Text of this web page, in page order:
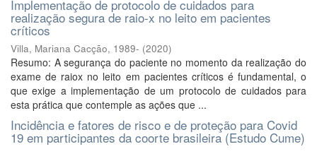
Implementação de protocolo de cuidados para
realização segura de raio-x no leito em pacientes
críticos
Villa, Mariana Cacção, 1989- (2020)
Resumo: A segurança do paciente no momento da realização do
exame de raiox no leito em pacientes críticos é fundamental, o
que exige a implementação de um protocolo de cuidados para
esta prática que contemple as ações que ...
Incidência e fatores de risco e de proteção para Covid
19 em participantes da coorte brasileira (Estudo Cume)